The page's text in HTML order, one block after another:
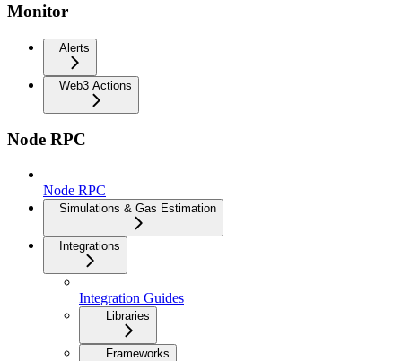
Monitor
Alerts
Web3 Actions
Node RPC
Node RPC
Simulations & Gas Estimation
Integrations
Integration Guides
Libraries
Frameworks